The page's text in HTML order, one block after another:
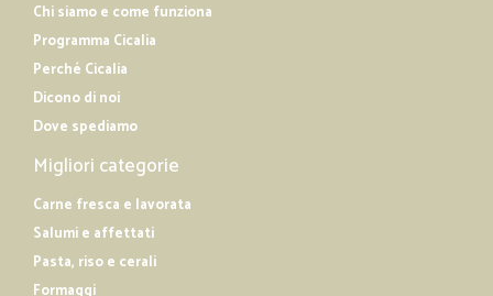
Chi siamo e come funziona
Programma Cicalia
Perché Cicalia
Dicono di noi
Dove spediamo
Migliori categorie
Carne fresca e lavorata
Salumi e affettati
Pasta, riso e cerali
Formaggi